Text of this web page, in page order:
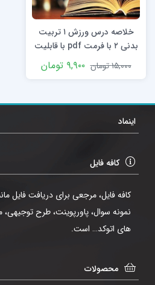
خلاصه درس ورزش ۱ تربیت
بدنی ۲ با فرمت pdf با قابلیت
۱۵,۰۰۰تومان ۹,۹۰۰ تومان
اینماد
کافه فایل
کافه فایل، مرجعی برای دریافت فایل
نمونه سوال، پاورپوینت، طرح
های اتوکد… است.
محصولات